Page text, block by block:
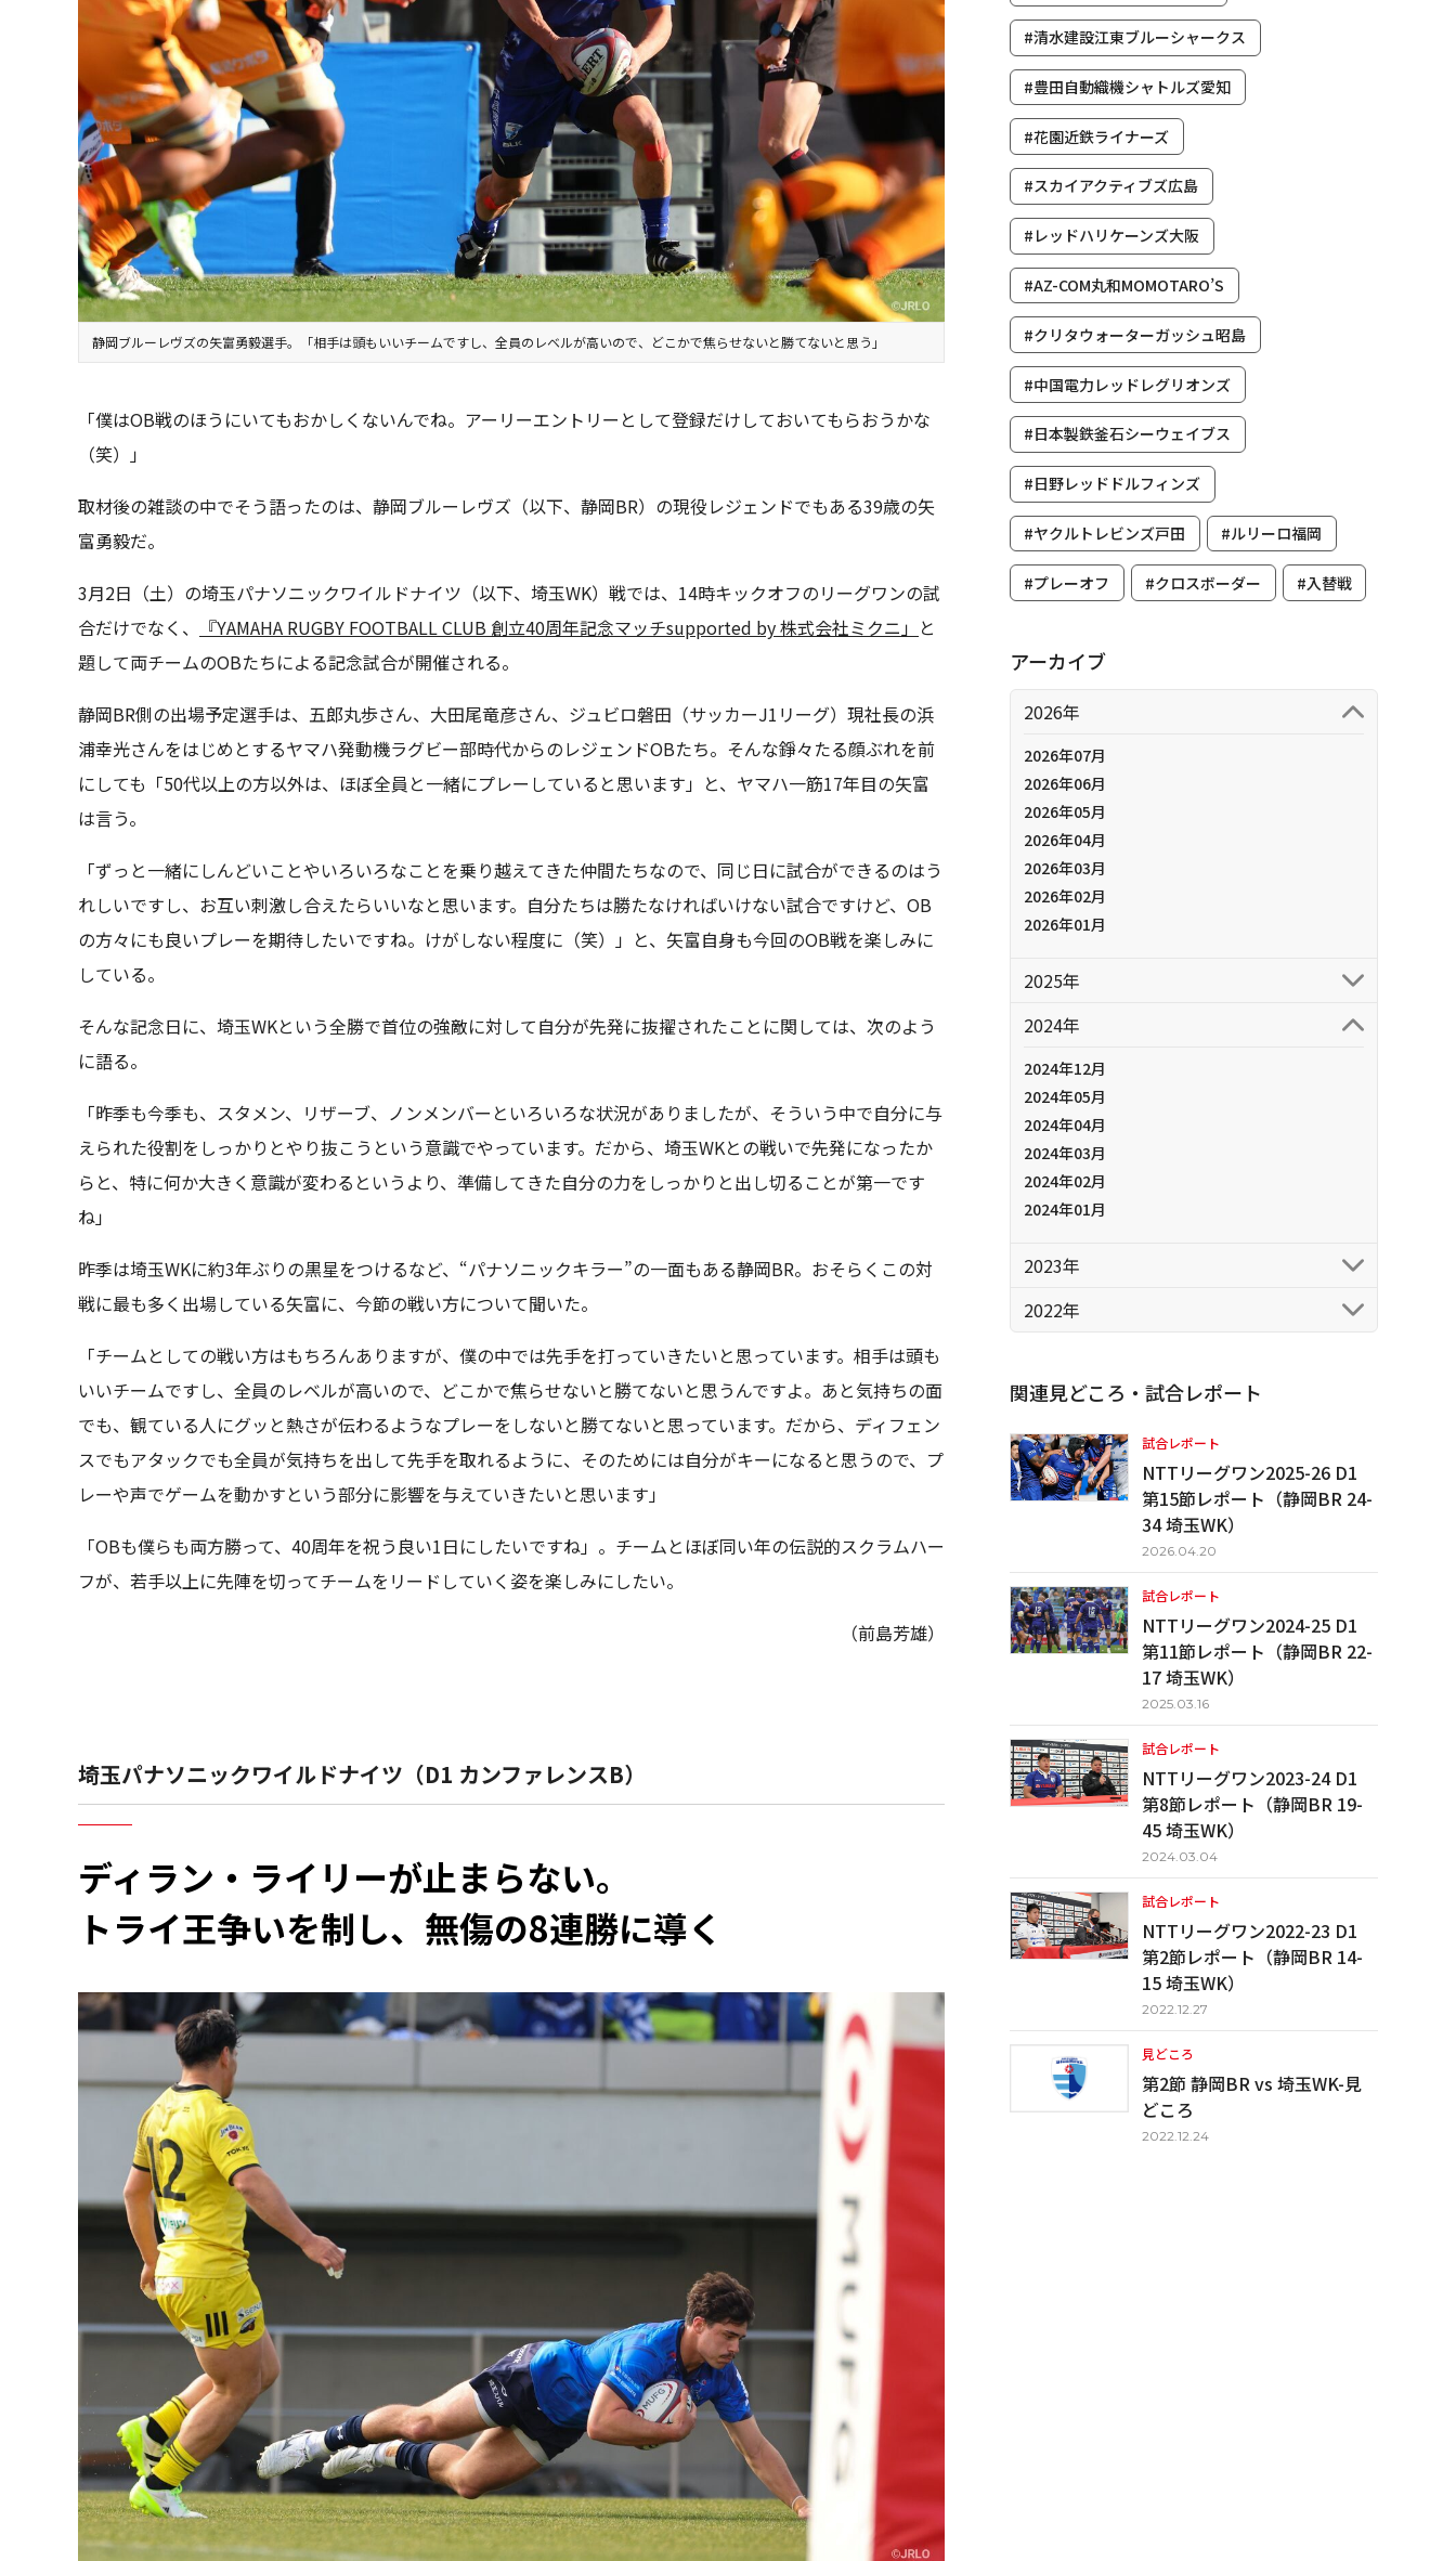
静岡ブルーレヴズの矢富勇毅選手。「相手は頭もいいチームですし、全員のレベルが高いので、どこかで焦らせないと勝てないと思う」
「僕はOB戦のほうにいてもおかしくないんでね。アーリーエントリーとして登録だけしておいてもらおうかな
（笑）」
取材後の雑談の中でそう語ったのは、静岡ブルーレヴズ（以下、静岡BR）の現役レジェンドでもある39歳の矢
富勇毅だ。
3月2日（土）の埼玉パナソニックワイルドナイツ（以下、埼玉WK）戦では、14時キックオフのリーグワンの試
合だけでなく、
『YAMAHA RUGBY FOOTBALL CLUB 創立40周年記念マッチsupported by 株式会社ミクニ」 と
題して両チームのOBたちによる記念試合が開催される。
静岡BR側の出場予定選手は、五郎丸歩さん、大田尾竜彦さん、ジュビロ磐田（サッカーJ1リーグ）現社長の浜
浦幸光さんをはじめとするヤマハ発動機ラグビー部時代からのレジェンドOBたち。そんな錚々たる顔ぶれを前
にしても「50代以上の方以外は、ほぼ全員と一緒にプレーしていると思います」と、ヤマハ一筋17年目の矢富
は言う。
「ずっと一緒にしんどいことやいろいろなことを乗り越えてきた仲間たちなので、同じ日に試合ができるのはう
れしいですし、お互い刺激し合えたらいいなと思います。自分たちは勝たなければいけない試合ですけど、OB
の方々にも良いプレーを期待したいですね。けがしない程度に（笑）」と、矢富自身も今回のOB戦を楽しみに
している。
そんな記念日に、埼玉WKという全勝で首位の強敵に対して自分が先発に抜擢されたことに関しては、次のよう
に語る。
「昨季も今季も、スタメン、リザーブ、ノンメンバーといろいろな状況がありましたが、そういう中で自分に与
えられた役割をしっかりとやり抜こうという意識でやっています。だから、埼玉WKとの戦いで先発になったか
らと、特に何か大きく意識が変わるというより、準備してきた自分の力をしっかりと出し切ることが第一です
ね」
昨季は埼玉WKに約3年ぶりの黒星をつけるなど、“パナソニックキラー”の一面もある静岡BR。おそらくこの対
戦に最も多く出場している矢富に、今節の戦い方について聞いた。
「チームとしての戦い方はもちろんありますが、僕の中では先手を打っていきたいと思っています。相手は頭も
いいチームですし、全員のレベルが高いので、どこかで焦らせないと勝てないと思うんですよ。あと気持ちの面
でも、観ている人にグッと熱さが伝わるようなプレーをしないと勝てないと思っています。だから、ディフェン
スでもアタックでも全員が気持ちを出して先手を取れるように、そのためには自分がキーになると思うので、プ
レーや声でゲームを動かすという部分に影響を与えていきたいと思います」
「OBも僕らも両方勝って、40周年を祝う良い1日にしたいですね」。チームとほぼ同い年の伝説的スクラムハー
フが、若手以上に先陣を切ってチームをリードしていく姿を楽しみにしたい。
（前島芳雄）
埼玉パナソニックワイルドナイツ（D1 カンファレンスB）
ディラン・ライリーが止まらない。
トライ王争いを制し、無傷の8連勝に導く
#清水建設江東ブルーシャークス
#豊田自動織機シャトルズ愛知
#花園近鉄ライナーズ
#スカイアクティブズ広島
#レッドハリケーンズ大阪
#AZ-COM丸和MOMOTARO’S
#クリタウォーターガッシュ昭島
#中国電力レッドレグリオンズ
#日本製鉄釜石シーウェイブス
#日野レッドドルフィンズ
#ヤクルトレビンズ戸田 #ルリーロ福岡
#プレーオフ #クロスボーダー #入替戦
アーカイブ
2026年
2026年07月
2026年06月
2026年05月
2026年04月
2026年03月
2026年02月
2026年01月
2025年
2024年
2024年12月
2024年05月
2024年04月
2024年03月
2024年02月
2024年01月
2023年
2022年
関連見どころ・試合レポート
試合レポート
NTTリーグワン2025-26 D1
第15節レポート（静岡BR 24-
34 埼玉WK）
2026.04.20
試合レポート
NTTリーグワン2024-25 D1
第11節レポート（静岡BR 22-
17 埼玉WK）
2025.03.16
試合レポート
NTTリーグワン2023-24 D1
第8節レポート（静岡BR 19-
45 埼玉WK）
2024.03.04
試合レポート
NTTリーグワン2022-23 D1
第2節レポート（静岡BR 14-
15 埼玉WK）
2022.12.27
見どころ
第2節 静岡BR vs 埼玉WK-見
どころ
2022.12.24